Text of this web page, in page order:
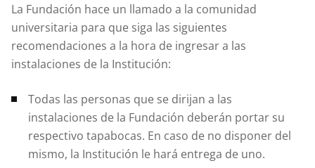
La Fundación hace un llamado a la comunidad
universitaria para que siga las siguientes
recomendaciones a la hora de ingresar a las
instalaciones de la Institución:
Todas las personas que se dirijan a las
instalaciones de la Fundación deberán portar su
respectivo tapabocas. En caso de no disponer del
mismo, la Institución le hará entrega de uno.